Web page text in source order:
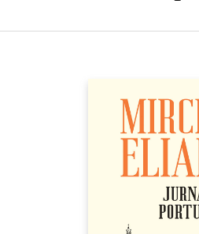
la adresa catolicismului polonez. El
fundamentalism în gândirea lui
rămâne un admirator al lui Leszek
un spirit modern, opus oricărui
distinge de atâţia dintre foştii săi
aparte în Polonia, şi aş zice în
ambiguităţilor confortabile. Bronek